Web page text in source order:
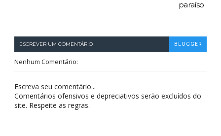
paraíso
ESCREVER UM COMENTÁRIO BLOGGER
Nenhum Comentário:
Escreva seu comentário...
Comentários ofensivos e depreciativos serão excluídos do
site. Respeite as regras.